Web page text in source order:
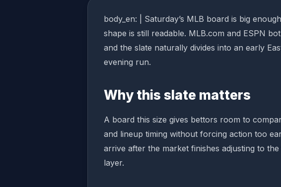
body_en: | Saturday’s MLB board is big
shape is still readable. MLB.com and ESPN
and the slate naturally divides into an early
evening run.
Why this slate matters
A board this size gives bettors room to
and lineup timing without forcing action too
arrive after the market finishes adjusting to
layer.